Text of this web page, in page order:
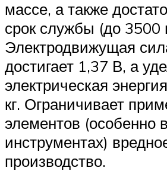
массе, а также
срок службы (до 3500
Электродвижущая
достигает 1,37 В, а
электрическая
кг. Ограничивает
элементов (особенно
инструментах)
производство.